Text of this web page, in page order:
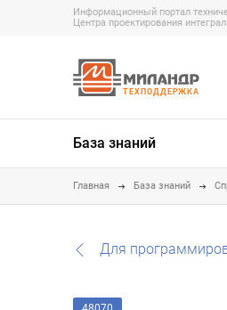
Информационный портал
Центра проектирования
ТЕХПОДДЕРЖКА
База знаний
Главная База знаний
Для